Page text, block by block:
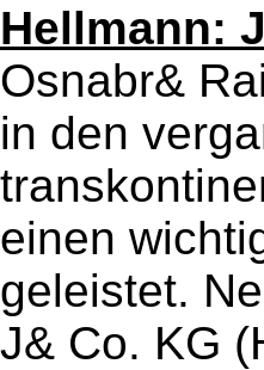
Hellmann:
Osnabr&
in den
einen
geleistet.
J& Co. KG